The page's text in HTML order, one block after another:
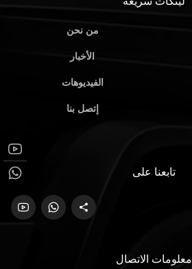
من نحن
الأخبار
الفيديوهات
إتصل بنا
تابعنا على
معلومات الاتصال